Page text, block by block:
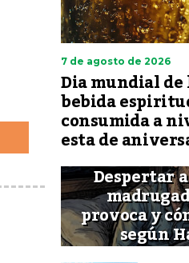
7 de agosto de 2026
Dia mundial
bebida
consumida a
esta de
Despertar
provoca y
según